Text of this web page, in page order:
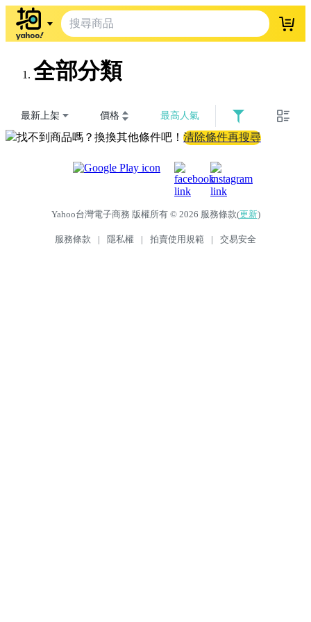
登入
全部分類
最新上架 價格 最高人氣
找不到商品嗎？換換其他條件吧！ 清除條件再搜尋
Yahoo台灣電子商務 版權所有 © 2026 服務條款(更新)
服務條款 | 隱私權 | 拍賣使用規範 | 交易安全